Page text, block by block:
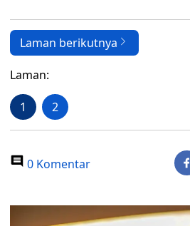
Laman berikutnya
Laman:
1 2
0 Komentar